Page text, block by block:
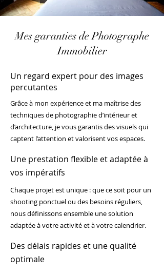
Mes garanties de Photographe
Immobilier
Un regard expert pour des images
percutantes
Grâce à mon expérience et ma maîtrise des
techniques de photographie d’intérieur et
d’architecture, je vous garantis des visuels qui
captent l’attention et valorisent vos espaces.
Une prestation flexible et adaptée à
vos impératifs
Chaque projet est unique : que ce soit pour un
shooting ponctuel ou des besoins réguliers,
nous définissons ensemble une solution
adaptée à votre activité et à votre calendrier.
Des délais rapides et une qualité
optimale